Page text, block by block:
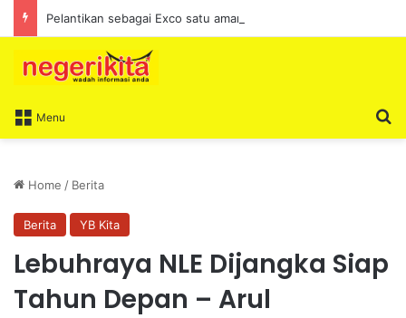
Menu
Home / Berita
Berita YB Kita
Lebuhraya NLE Dijangka Siap
Tahun Depan – Arul